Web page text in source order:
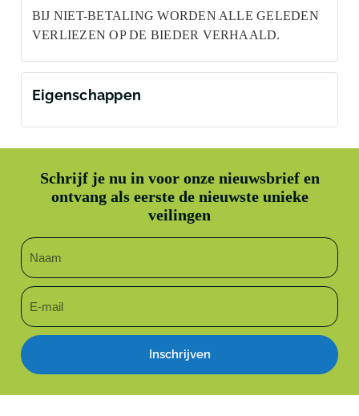
BIJ NIET-BETALING WORDEN ALLE GELEDEN
VERLIEZEN OP DE BIEDER VERHAALD.
Eigenschappen
Schrijf je nu in voor onze nieuwsbrief en
ontvang als eerste de nieuwste unieke
veilingen
Inschrijven